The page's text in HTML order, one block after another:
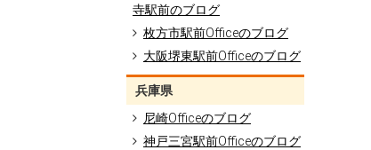
寺駅前のブログ
枚方市駅前Officeのブログ
大阪堺東駅前Officeのブログ
兵庫県
尼崎Officeのブログ
神戸三宮駅前Officeのブログ